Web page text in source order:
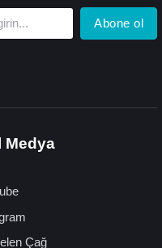
Abone ol
Medya
Çağ